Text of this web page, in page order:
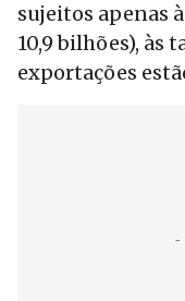
sujeitos apenas
10,9 bilhões), às
exportações